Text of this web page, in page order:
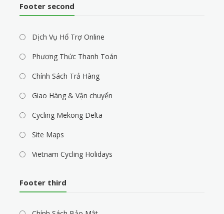
Footer second
Dịch Vụ Hổ Trợ Online
Phương Thức Thanh Toán
Chính Sách Trả Hàng
Giao Hàng & Vận chuyển
Cycling Mekong Delta
Site Maps
Vietnam Cycling Holidays
Footer third